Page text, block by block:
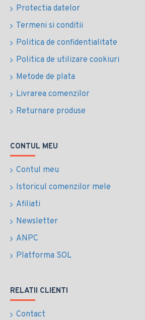
Protectia datelor
Termeni si conditii
Politica de confidentialitate
Politica de utilizare cookiuri
Metode de plata
Livrarea comenzilor
Returnare produse
CONTUL MEU
Contul meu
Istoricul comenzilor mele
Afiliati
Newsletter
ANPC
Platforma SOL
RELATII CLIENTI
Contact